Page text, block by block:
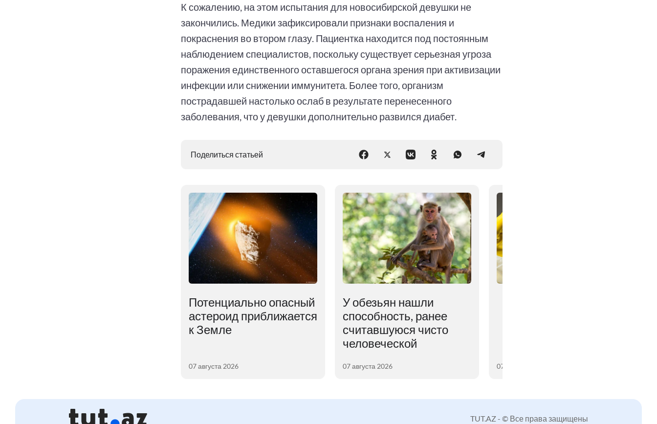
К сожалению, на этом испытания для новосибирской девушки не
закончились. Медики зафиксировали признаки воспаления и
покраснения во втором глазу. Пациентка находится под постоянным
наблюдением специалистов, поскольку существует серьезная угроза
поражения единственного оставшегося органа зрения при активизации
инфекции или снижении иммунитета. Более того, организм
пострадавшей настолько ослаб в результате перенесенного
заболевания, что у девушки дополнительно развился диабет.
Поделиться статьей
Потенциально опасный
астероид приближается
к Земле
07 августа 2026
У обезьян нашли
способность, ранее
считавшуюся чисто
человеческой
07 августа 2026 07 августа 2026
TUT.AZ - © Все права защищены